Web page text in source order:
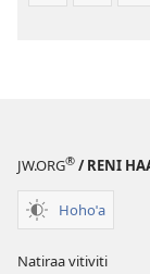
JW.ORG® / RENI
Hohoˈa
Natiraa vitiviti